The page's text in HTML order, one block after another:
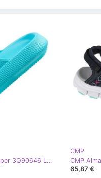
CMP zaklopke Belem Slipper 3Q90646 L915 plava
CMP
65,87 €